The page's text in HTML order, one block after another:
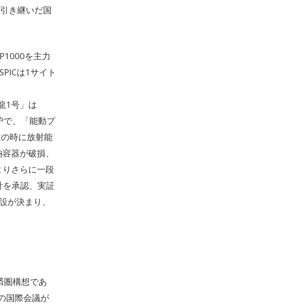
き継いだ国
を主力
は1サイト
1号」は
で、「能動プ
時に放射能
器が破損、
さらに一段
承認、実証
決まり、
圏構想であ
国際会議が